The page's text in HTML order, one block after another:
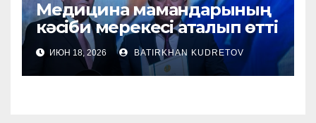
Медицина мамандарының
кәсіби мерекесі аталып өтті
ИЮН 18, 2026 BATIRKHAN KUDRETOV